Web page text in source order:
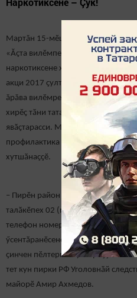
Мартăн 15-мӗшӗнчен пуҫласа 26-
«Ăҫта вилӗмпе суту-илӳ тӑваҫҫӗ,
наркотиксене хирӗç акцийӗн
акци 2017 ҫултанпа иртет. Акцин
ăрăва вилӗмрен сыхласси,
хирӗҫ тӑни тата вӗсене пӗтерес
явӑҫтарасси. Мероприятие, ҫавӑн
профилактика тата сиплев енӗпе
хутшӑнаҫҫӗ.
– Пирӗн район гражданӗсем икӗ
талӑкӗпех 02 (мобиль
телефон номерӗпе
ӳсентӑранӗсене (мак тата кăнтăр)
ҫинчен пӗлтерме пултараҫҫӗ.
тет кун пирки РФ Уголовнӑй
майорӗ Амир Ахмедов.